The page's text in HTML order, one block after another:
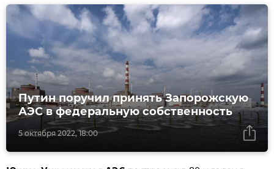
5 октября 2022, 18:00
Путин поручил принять Запорожскую
АЭС в федеральную собственность